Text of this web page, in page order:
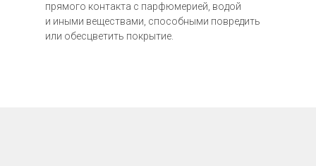
прямого контакта с парфюмерией, водой
и иными веществами, способными повредить
или обесцветить покрытие.
52 000 ₽
12 000 ₽